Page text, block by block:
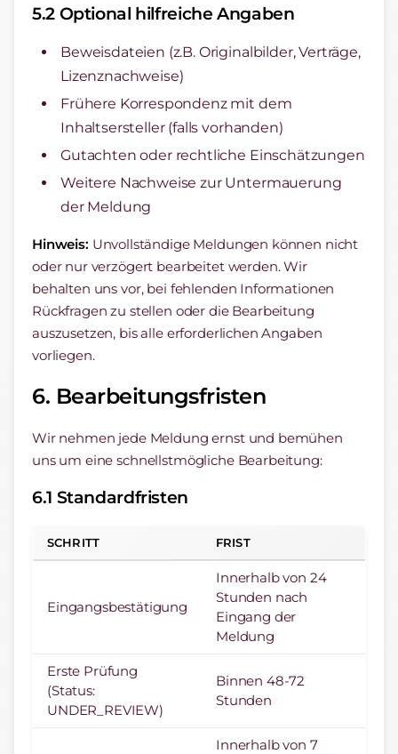
5.2 Optional hilfreiche Angaben
Beweisdateien (z.B. Originalbilder, Verträge,
Lizenznachweise)
Frühere Korrespondenz mit dem
Inhaltsersteller (falls vorhanden)
Gutachten oder rechtliche Einschätzungen
Weitere Nachweise zur Untermauerung
der Meldung
Hinweis: Unvollständige Meldungen können nicht
oder nur verzögert bearbeitet werden. Wir
behalten uns vor, bei fehlenden Informationen
Rückfragen zu stellen oder die Bearbeitung
auszusetzen, bis alle erforderlichen Angaben
vorliegen.
6. Bearbeitungsfristen
Wir nehmen jede Meldung ernst und bemühen
uns um eine schnellstmögliche Bearbeitung:
6.1 Standardfristen
SCHRITT FRIST
Eingangsbestätigung
Innerhalb von 24
Stunden nach
Eingang der
Meldung
Erste Prüfung
(Status:
UNDER_REVIEW)
Binnen 48-72
Stunden
Innerhalb von 7